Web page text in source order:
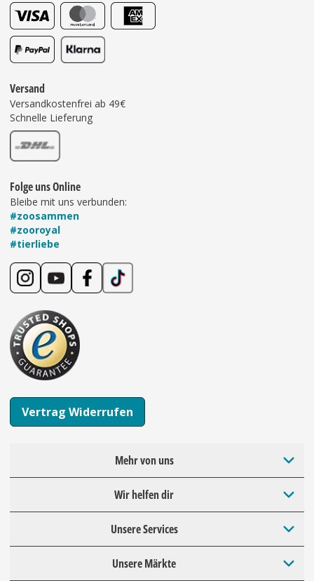
Versand
Versandkostenfrei ab 49€
Schnelle Lieferung
Folge uns Online
Bleibe mit uns verbunden:
#zoosammen
#zooroyal
#tierliebe
Vertrag Widerrufen
Mehr von uns
Wir helfen dir
Unsere Services
Unsere Märkte